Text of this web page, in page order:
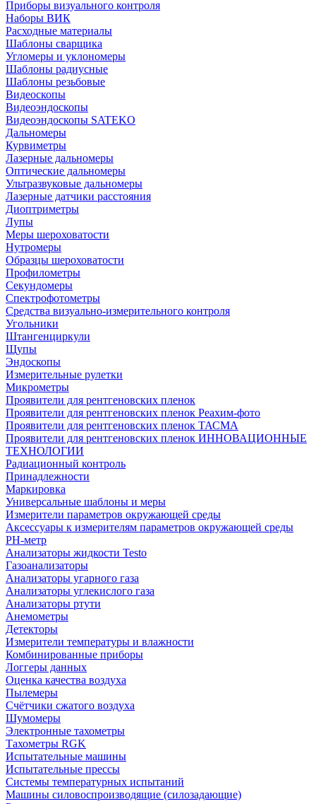
Приборы визуального контроля
Наборы ВИК
Расходные материалы
Шаблоны сварщика
Угломеры и уклономеры
Шаблоны радиусные
Шаблоны резьбовые
Видеоскопы
Видеоэндоскопы
Видеоэндоскопы SATEKO
Дальномеры
Курвиметры
Лазерные дальномеры
Оптические дальномеры
Ультразвуковые дальномеры
Лазерные датчики расстояния
Диоптриметры
Лупы
Меры шероховатости
Нутромеры
Образцы шероховатости
Профилометры
Секундомеры
Спектрофотометры
Средства визуально-измерительного контроля
Угольники
Штангенциркули
Щупы
Эндоскопы
Измерительные рулетки
Микрометры
Проявители для рентгеновских пленок
Проявители для рентгеновских пленок Реахим-фото
Проявители для рентгеновских пленок ТАСМА
Проявители для рентгеновских пленок ИННОВАЦИОННЫЕ
ТЕХНОЛОГИИ
Радиационный контроль
Принадлежности
Маркировка
Универсальные шаблоны и меры
Измерители параметров окружающей среды
Аксессуары к измерителям параметров окружающей среды
PH-метр
Анализаторы жидкости Testo
Газоанализаторы
Анализаторы угарного газа
Анализаторы углекислого газа
Анализаторы ртути
Анемометры
Детекторы
Измерители температуры и влажности
Комбинированные приборы
Логгеры данных
Оценка качества воздуха
Пылемеры
Счётчики сжатого воздуха
Шумомеры
Электронные тахометры
Тахометры RGK
Испытательные машины
Испытательные прессы
Системы температурных испытаний
Машины силовоспроизводящие (силозадающие)